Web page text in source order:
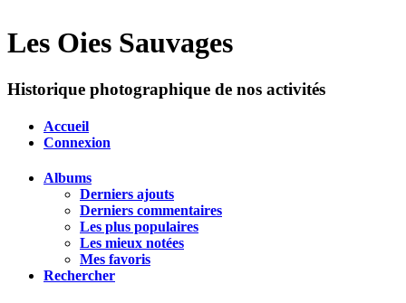
Les Oies Sauvages
Historique photographique de nos activités
Accueil
Connexion
Albums
Derniers ajouts
Derniers commentaires
Les plus populaires
Les mieux notées
Mes favoris
Rechercher